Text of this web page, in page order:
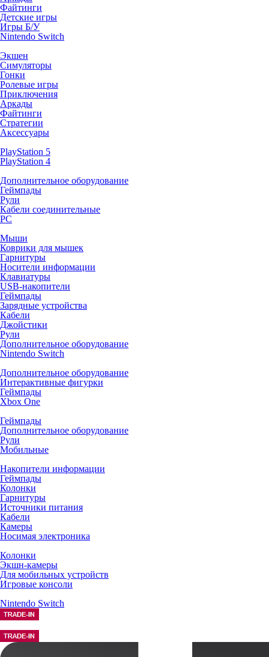
Файтинги
Детские игры
Игры Б/У
Nintendo Switch
Экшен
Симуляторы
Гонки
Ролевые игры
Приключения
Аркады
Файтинги
Стратегии
Аксессуары
PlayStation 5
PlayStation 4
Дополнительное оборудование
Геймпады
Рули
Кабели соединительные
PC
Мыши
Коврики для мышек
Гарнитуры
Носители информации
Клавиатуры
USB-накопители
Геймпады
Зарядные устройства
Кабели
Джойстики
Рули
Дополнительное оборудование
Nintendo Switch
Дополнительное оборудование
Интерактивные фигурки
Геймпады
Xbox One
Геймпады
Дополнительное оборудование
Рули
Мобильные
Накопители информации
Геймпады
Колонки
Гарнитуры
Источники питания
Кабели
Камеры
Носимая электроника
Колонки
Экшн-камеры
Для мобильных устройств
Игровые консоли
Nintendo Switch